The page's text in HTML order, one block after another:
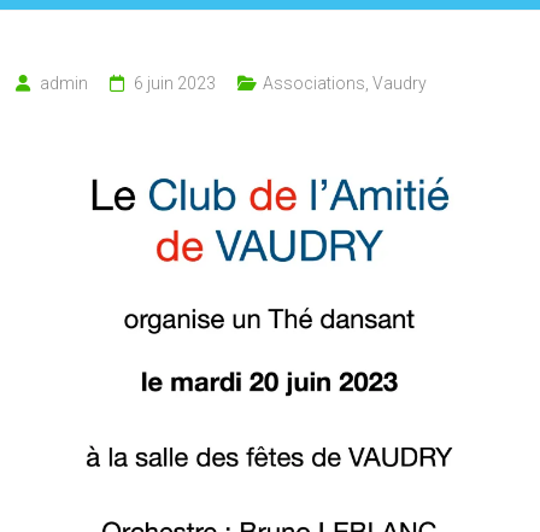
admin 6 juin 2023 Associations ,Vaudry